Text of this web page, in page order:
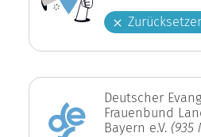
Deutscher
Frauenbund
Bayern e.V. (935